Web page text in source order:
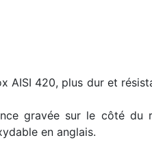
AISI 420, plus dur et
gravée sur le côté du
en anglais.